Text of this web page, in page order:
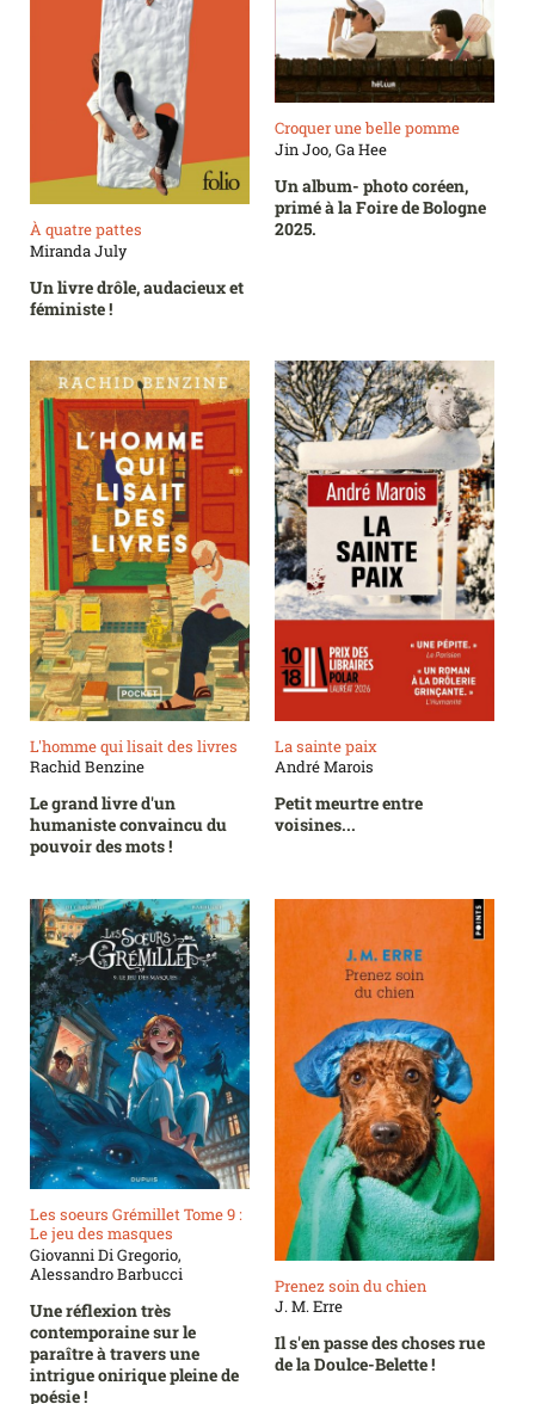
À quatre pattes
Miranda July
Un livre drôle, audacieux et
féministe !
Croquer une belle pomme
Jin Joo, Ga Hee
Un album- photo coréen,
primé à la Foire de Bologne
2025.
L'homme qui lisait des livres
Rachid Benzine
Le grand livre d'un
humaniste convaincu du
pouvoir des mots !
La sainte paix
André Marois
Petit meurtre entre
voisines...
Les soeurs Grémillet Tome 9 :
Le jeu des masques
Giovanni Di Gregorio,
Alessandro Barbucci
Une réflexion très
contemporaine sur le
paraître à travers une
intrigue onirique pleine de
poésie !
Prenez soin du chien
J. M. Erre
Il s'en passe des choses rue
de la Doulce-Belette !